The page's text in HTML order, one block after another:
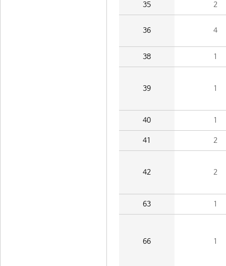
35 2
36 4
38 1
39 1
40 1
41 2
42 2
63 1
66 1